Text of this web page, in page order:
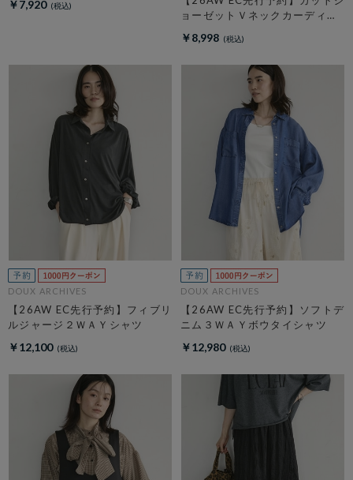
￥7,920
ョーゼットＶネックカーディガ
￥8,998
DOUX ARCHIVES
【26AW EC先行予約】フィブリ
ルジャージ２ＷＡＹシャツ
￥12,100
DOUX ARCHIVES
【26AW EC先行予約】ソフトデ
ニム３ＷＡＹボウタイシャツ
￥12,980